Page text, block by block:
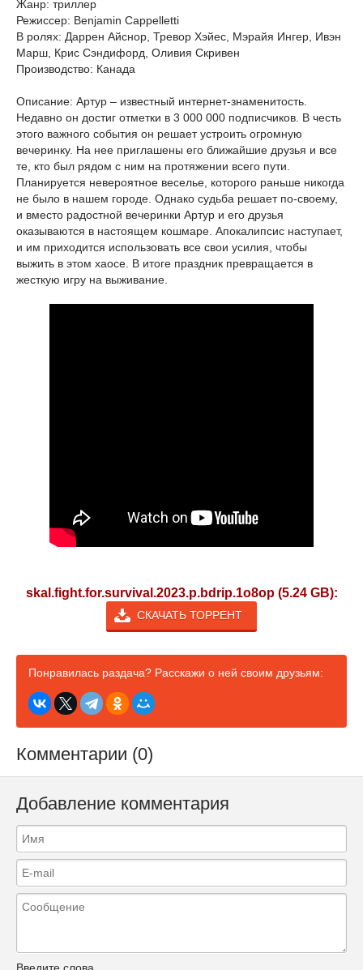
Жанр: триллер
Режиссер: Benjamin Cappelletti
В ролях: Даррен Айснор, Тревор Хэйес, Мэрайя Ингер, Ивэн
Марш, Крис Сэндифорд, Оливия Скривен
Производство: Канада
Описание: Артур – известный интернет-знаменитость.
Недавно он достиг отметки в 3 000 000 подписчиков. В честь
этого важного события он решает устроить огромную
вечеринку. На нее приглашены его ближайшие друзья и все
те, кто был рядом с ним на протяжении всего пути.
Планируется невероятное веселье, которого раньше никогда
не было в нашем городе. Однако судьба решает по-своему,
и вместо радостной вечеринки Артур и его друзья
оказываются в настоящем кошмаре. Апокалипсис наступает,
и им приходится использовать все свои усилия, чтобы
выжить в этом хаосе. В итоге праздник превращается в
жесткую игру на выживание.
skal.fight.for.survival.2023.p.bdrip.1o8op (5.24 GB):
СКАЧАТЬ ТОРРЕНТ
Понравилась раздача? Расскажи о ней своим друзьям:
Комментарии (0)
Добавление комментария